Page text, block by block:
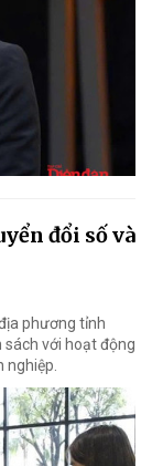
đổi số và
phương tỉnh
sách với hoạt động